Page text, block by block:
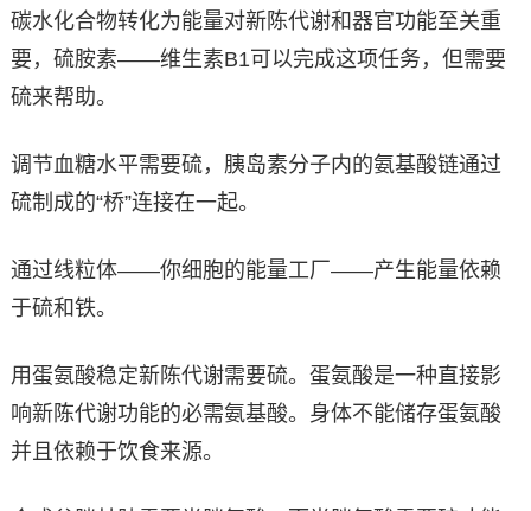
碳水化合物转化为能量对新陈代谢和器官功能至关重
要，硫胺素——维生素B1可以完成这项任务，但需要
硫来帮助。
调节血糖水平需要硫，胰岛素分子内的氨基酸链通过
硫制成的“桥”连接在一起。
通过线粒体——你细胞的能量工厂——产生能量依赖
于硫和铁。
用蛋氨酸稳定新陈代谢需要硫。蛋氨酸是一种直接影
响新陈代谢功能的必需氨基酸。身体不能储存蛋氨酸
并且依赖于饮食来源。